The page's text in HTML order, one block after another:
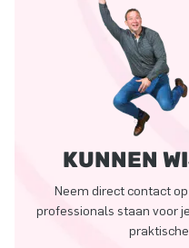
KUNNEN
Neem direct contact
professionals staan voor